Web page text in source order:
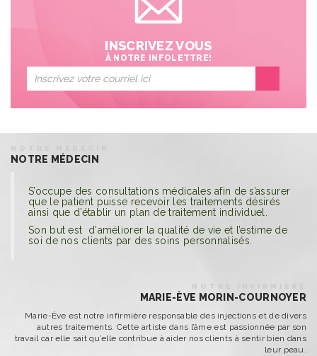
INSCRIVEZ VOUS
À NOTRE INFOLETTRE!
NOTRE MÉDECIN
S’occupe des consultations médicales afin de s’assurer
que le patient puisse recevoir les traitements désirés
ainsi que d’établir un plan de traitement individuel.
Son but est d'améliorer la qualité de vie et l’estime de
soi de nos clients par des soins personnalisés.
MARIE-ÈVE MORIN-COURNOYER
Marie-Ève est notre infirmière responsable des injections et de divers
autres traitements. Cette artiste dans l’âme est passionnée par son
travail car elle sait qu’elle contribue à aider nos clients à sentir bien dans
leur peau.